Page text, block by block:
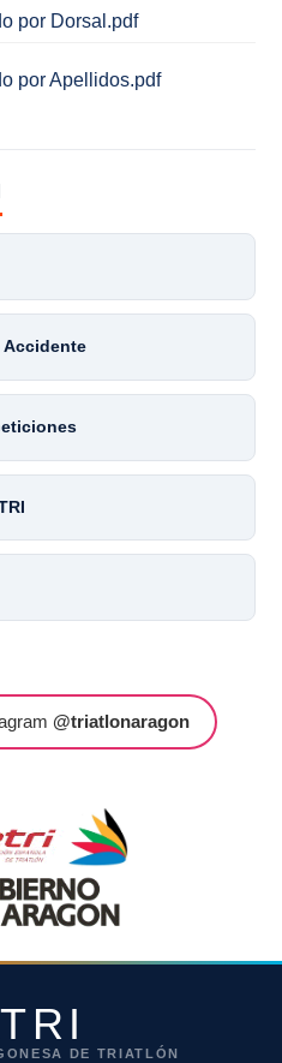
por Dorsal.pdf
por Apellidos.pdf
Accidente
@triatlonaragon
DE TRIATLÓN